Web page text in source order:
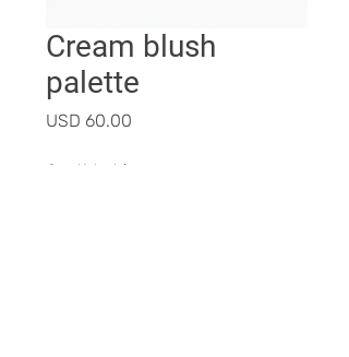
Cream blush
palette
USD 60.00
Cantidad *